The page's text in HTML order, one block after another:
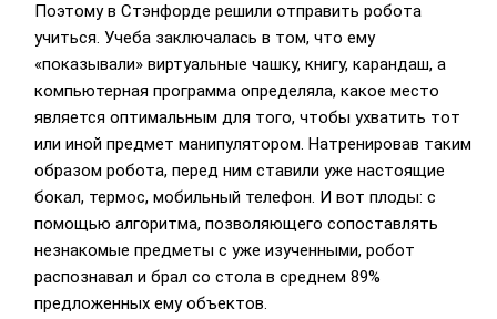
Поэтому в Стэнфорде решили отправить робота
учиться. Учеба заключалась в том, что ему
«показывали» виртуальные чашку, книгу, карандаш, а
компьютерная программа определяла, какое место
является оптимальным для того, чтобы ухватить тот
или иной предмет манипулятором. Натренировав таким
образом робота, перед ним ставили уже настоящие
бокал, термос, мобильный телефон. И вот плоды: с
помощью алгоритма, позволяющего сопоставлять
незнакомые предметы с уже изученными, робот
распознавал и брал со стола в среднем 89%
предложенных ему объектов.